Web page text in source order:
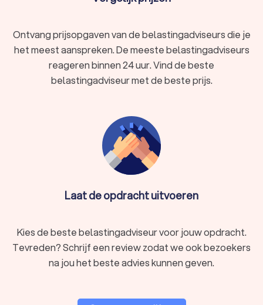
Ontvang prijsopgaven van de belastingadviseurs die je
het meest aanspreken. De meeste belastingadviseurs
reageren binnen 24 uur. Vind de beste
belastingadviseur met de beste prijs.
Laat de opdracht uitvoeren
Kies de beste belastingadviseur voor jouw opdracht.
Tevreden? Schrijf een review zodat we ook bezoekers
na jou het beste advies kunnen geven.